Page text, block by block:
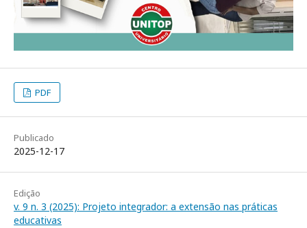
PDF
Publicado
2025-12-17
Edição
v. 9 n. 3 (2025): Projeto integrador: a extensão nas práticas
educativas